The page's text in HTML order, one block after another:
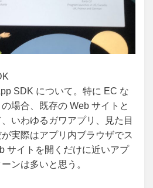
SDK について。特に EC な
場合、既存の Web サイトと
いわゆるガワアプリ、見た目
実際はアプリ内ブラウザでス
サイトを開くだけに近いアプ
ンは多いと思う。